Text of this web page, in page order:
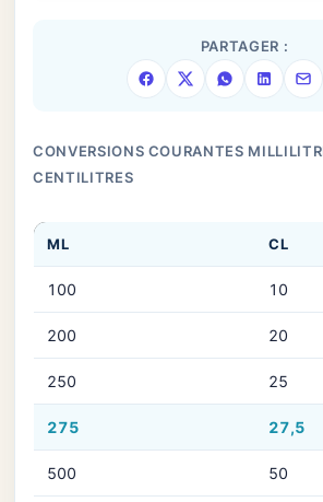
PARTAGER :
CONVERSIONS COURANTES
CENTILITRES
ML CL
100 10
200 20
250 25
275 27,5
500 50